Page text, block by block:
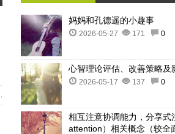
妈妈和孔德遥的小趣事
2026-05-27 171 0
心智理论评估、改善策略及
2026-05-17 137 0
相互注意协调能力，分享式
attention）相关概念（较全